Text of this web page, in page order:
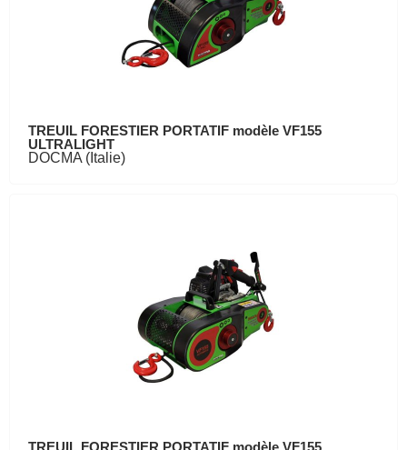
TREUIL FORESTIER PORTATIF modèle VF155
ULTRALIGHT
DOCMA (Italie)